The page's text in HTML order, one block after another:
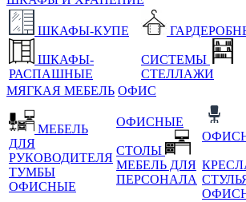
ШКАФЫ-КУПЕ
ШКАФЫ-
РАСПАШНЫЕ
СИСТЕМЫ
СТЕЛЛАЖИ
МЯГКАЯ МЕБЕЛЬ ОФИС
МЕБЕЛЬ
ДЛЯ
РУКОВОДИТЕЛЯ
ТУМБЫ
ОФИСНЫЕ
ОФИСНЫЕ
СТОЛЫ
МЕБЕЛЬ ДЛЯ
ПЕРСОНАЛА